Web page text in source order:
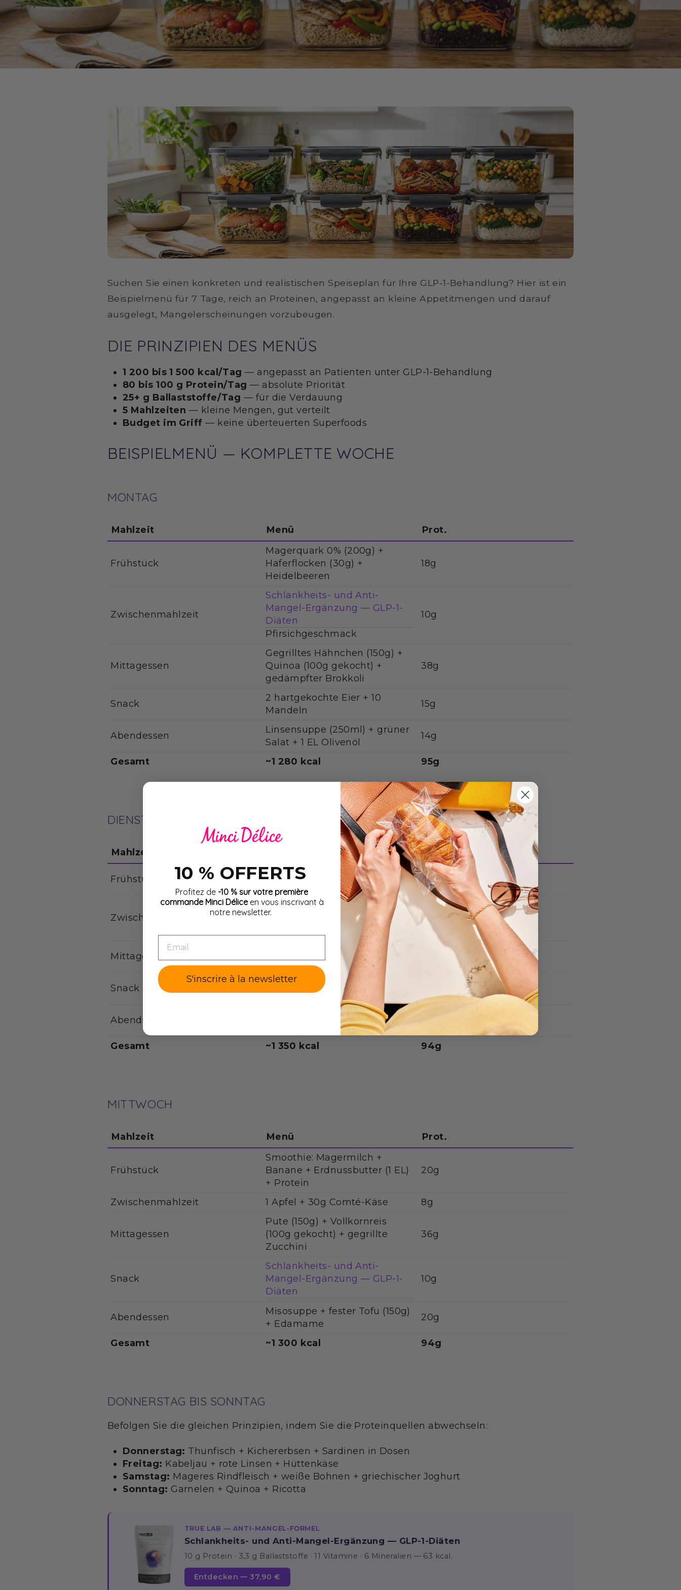
Suchen Sie einen konkreten und realistischen Speiseplan für Ihre GLP-1-Behandlung? Hier ist ein
Beispielmenü für 7 Tage, reich an Proteinen, angepasst an kleine Appetitmengen und darauf
ausgelegt, Mangelerscheinungen vorzubeugen.
DIE PRINZIPIEN DES MENÜS
1 200 bis 1 500 kcal/Tag — angepasst an Patienten unter GLP-1-Behandlung
80 bis 100 g Protein/Tag — absolute Priorität
25+ g Ballaststoffe/Tag — für die Verdauung
5 Mahlzeiten — kleine Mengen, gut verteilt
Budget im Griff — keine überteuerten Superfoods
BEISPIELMENÜ — KOMPLETTE WOCHE
MONTAG
Mahlzeit Menü Prot.
Frühstück
Magerquark 0% (200g) +
Haferflocken (30g) +
Heidelbeeren
18g
Zwischenmahlzeit
Schlankheits- und Anti-
Mangel-Ergänzung — GLP-1-
Diäten
Pfirsichgeschmack
10g
Mittagessen
Gegrilltes Hähnchen (150g) +
Quinoa (100g gekocht) +
gedämpfter Brokkoli
38g
Snack
2 hartgekochte Eier + 10
Mandeln
15g
Abendessen
Linsensuppe (250ml) + grüner
Salat + 1 EL Olivenöl
14g
Gesamt ~1 280 kcal 95g
DIENSTAG
Mahlzeit Prot.
Frühstück
2 Rühreier + 1 Scheibe
Vollkornbrot + Avocado (1/4)
17g
Zwischenmahlzeit
Schlankheits- und Anti-
Mangel-Ergänzung — GLP-1-
10g
Mittagessen
Lachs (150g) + Süßkartoffel
(150g) + grüne Bohnen
Snack
Magerquark + 1 TL Honig +
Walnüsse
Abendessen
Omelett 2 Eier + Pilze + Spinat
22g
Gesamt ~1 350 kcal 94g
MITTWOCH
Mahlzeit Menü Prot.
Frühstück
Smoothie: Magermilch +
Banane + Erdnussbutter (1 EL)
+ Protein
20g
Zwischenmahlzeit 1 Apfel + 30g Comté-Käse 8g
Mittagessen
Pute (150g) + Vollkornreis
(100g gekocht) + gegrillte
Zucchini
36g
Snack
Schlankheits- und Anti-
Mangel-Ergänzung — GLP-1-
Diäten
10g
Abendessen
Misosuppe + fester Tofu (150g)
+ Edamame
20g
Gesamt ~1 300 kcal 94g
DONNERSTAG BIS SONNTAG
Befolgen Sie die gleichen Prinzipien, indem Sie die Proteinquellen abwechseln:
Donnerstag: Thunfisch + Kichererbsen + Sardinen in Dosen
Freitag: Kabeljau + rote Linsen + Hüttenkäse
Samstag: Mageres Rindfleisch + weiße Bohnen + griechischer Joghurt
Sonntag: Garnelen + Quinoa + Ricotta
TRUE LAB — ANTI-MANGEL-FORMEL
Schlankheits- und Anti-Mangel-Ergänzung — GLP-1-Diäten
10 g Protein · 3,3 g Ballaststoffe · 11 Vitamine · 6 Mineralien — 63 kcal.
Entdecken — 37,90 €
10 % OFFERTS
Profitez de -10 % sur votre première
commande Minci Déliceen vous inscrivant à
notre newsletter.
S'inscrire à la newsletter